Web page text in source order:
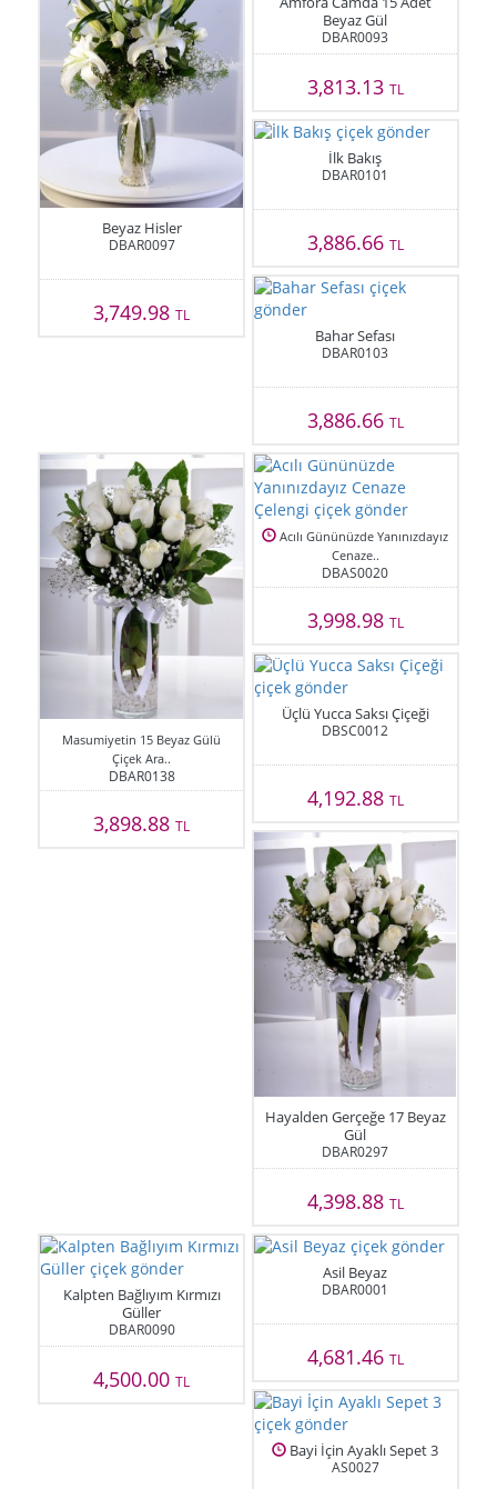
Beyaz Hisler
DBAR0097
3,749.98TL
Beyaz Gül
DBAR0093
3,813.13 TL
İlk Bakış
DBAR0101
3,886.66 TL
Bahar Sefası
DBAR0103
3,886.66 TL
Masumiyetin 15 Beyaz Gülü
Çiçek Ara..
DBAR0138
3,898.88TL
Acılı Gününüzde Yanınızdayız
Cenaze..
DBAS0020
3,998.98 TL
Üçlü Yucca Saksı Çiçeği
DBSC0012
4,192.88 TL
Hayalden Gerçeğe 17 Beyaz
Gül
DBAR0297
4,398.88 TL
Kalpten Bağlıyım Kırmızı
Güller
DBAR0090
4,500.00TL
Asil Beyaz
DBAR0001
4,681.46 TL
Bayi İçin Ayaklı Sepet 3
AS0027